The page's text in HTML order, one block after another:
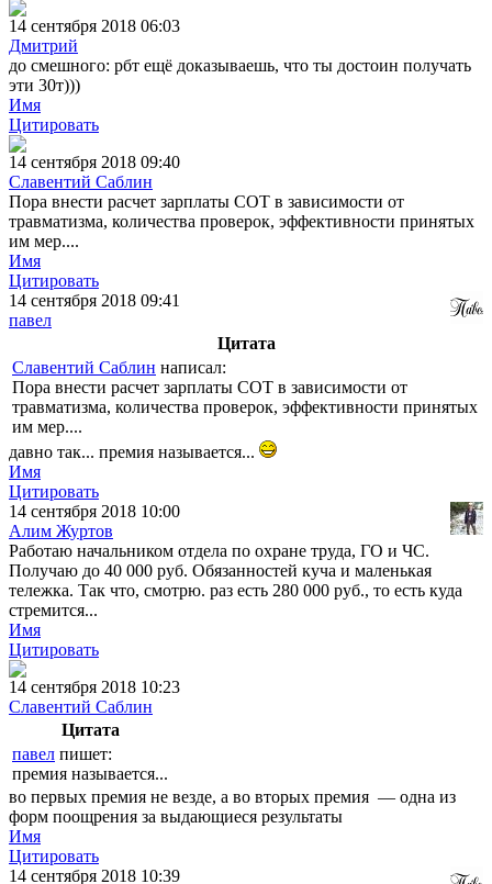
14 сентября 2018 06:03
Дмитрий
до смешного: рбт ещё доказываешь, что ты достоин получать
эти 30т)))
Имя
Цитировать
14 сентября 2018 09:40
Славентий Саблин
Пора внести расчет зарплаты СОТ в зависимости от
травматизма, количества проверок, эффективности принятых
им мер....
Имя
Цитировать
14 сентября 2018 09:41
павел
Цитата
Славентий Саблин написал:
Пора внести расчет зарплаты СОТ в зависимости от
травматизма, количества проверок, эффективности принятых
им мер....
давно так... премия называется...
Имя
Цитировать
14 сентября 2018 10:00
Алим Журтов
Работаю начальником отдела по охране труда, ГО и ЧС.
Получаю до 40 000 руб. Обязанностей куча и маленькая
тележка. Так что, смотрю. раз есть 280 000 руб., то есть куда
стремится...
Имя
Цитировать
14 сентября 2018 10:23
Славентий Саблин
Цитата
павел пишет:
премия называется...
во первых премия не везде, а во вторых премия — одна из
форм поощрения за выдающиеся результаты
Имя
Цитировать
14 сентября 2018 10:39